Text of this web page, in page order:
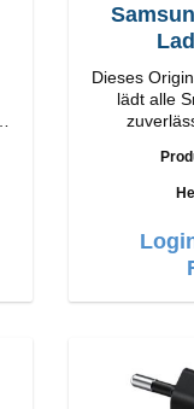
Dieses
lädt alle
zuverlässig
USB-